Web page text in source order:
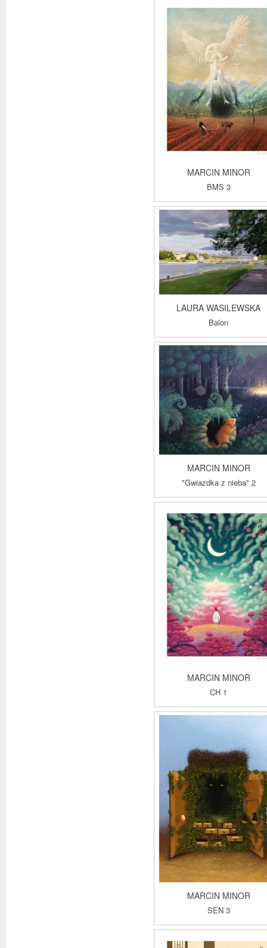
MARCIN MINOR
BMS 3
LAURA WASILEWSKA
Balon
MARCIN MINOR
"Gwiazdka z nieba" 2
MARCIN MINOR
CH 1
MARCIN MINOR
SEN 3